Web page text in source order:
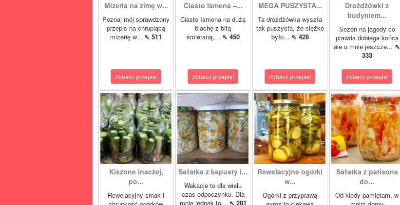
Mizeria na zimę w...
Poznaj mój sprawdzony
przepis na chrupiącą
mizerię w... ⇖ 511
Zobacz przepis!
Ciasto Ismena –...
Ciasto Ismena na dużą
blachę z bitą
śmietaną,... ⇖ 450
Zobacz przepis!
MEGA PUSZYSTA...
Ta drożdżówka wyszła
tak puszysta, że ciężko
było... ⇖ 428
Zobacz przepis!
Drożdżówki z
budyniem...
Sezon na jagody co
prawda dobiega końca
ale u mnie jeszcze... ⇖
333
Zobacz przepis!
Kiszone inaczej,
po...
Rewelacyjny smak i
Sałatka z kapusty i...
Wakacje to dla wielu
czas odpoczynku. Dla
mnie jednak to... ⇖ 281
Rewelacyjne ogórki
w...
Ogórki z przyprawą
Sałatka z patisona
do...
Od kiedy pamiętam, w